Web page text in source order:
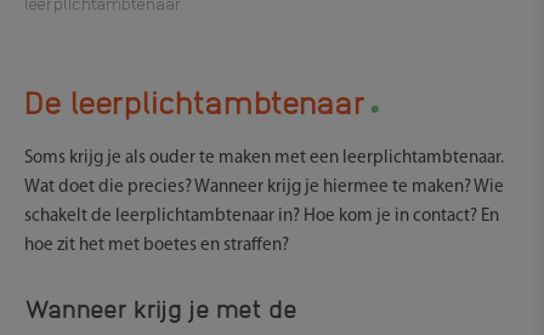
De leerplichtambtenaar.
Soms krijg je als ouder te maken met een leerplichtambtenaar.
Wat doet die precies? Wanneer krijg je hiermee te maken? Wie
schakelt de leerplichtambtenaar in? Hoe kom je in contact? En
hoe zit het met boetes en straffen?
Wanneer krijg je met de